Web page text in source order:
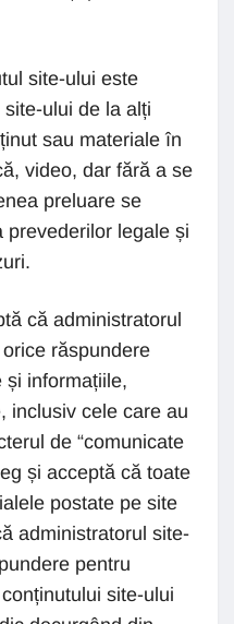
site-ului este
ului de la alți
sau materiale în
video, dar fără a se
preluare se
prevederilor legale și
că administratorul
răspundere
și informațiile,
inclusiv cele care au
de “comunicate
și acceptă că toate
postate pe site
administratorul site-
pentru
site-ului